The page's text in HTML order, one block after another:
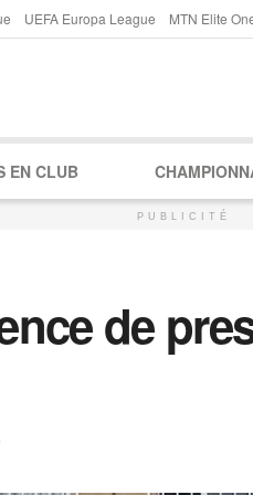
UEFA Europa League MTN Elite
EN CLUB
PUBLICITÉ
de